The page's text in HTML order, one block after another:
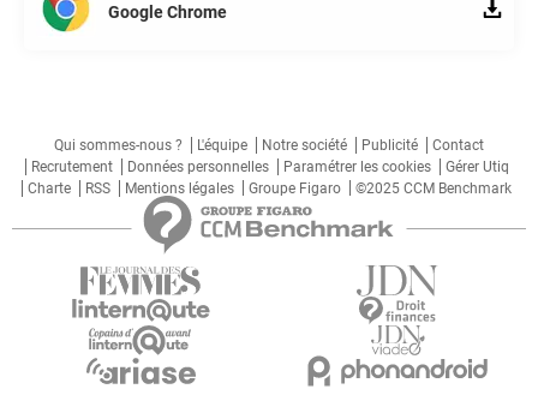
Google Chrome
Qui sommes-nous ? L'équipe Notre société Publicité
Contact
Recrutement
Données personnelles Paramétrer les cookies
Gérer Utiq
Charte
RSS Mentions légales Groupe Figaro ©2025 CCM Benchmark